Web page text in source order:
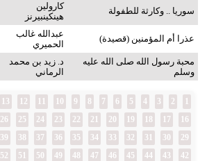
سوريا .. وكارثة للطفولة
كارولين
هينكينبيرنز
عذرا أم المؤمنين (قصيدة)
عبدالله غالب
الحميري
محبة رسول الله صلى الله عليه
وسلم
د. زيد بن محمد
الرماني
2
3
4
5
6
7
8
9
12
13
16
17
18
19
20
21
22
23
24
25
26
29
30
31
32
33
34
35
36
37
38
39
42
43
44
45
46
47
48
49
50
51
52